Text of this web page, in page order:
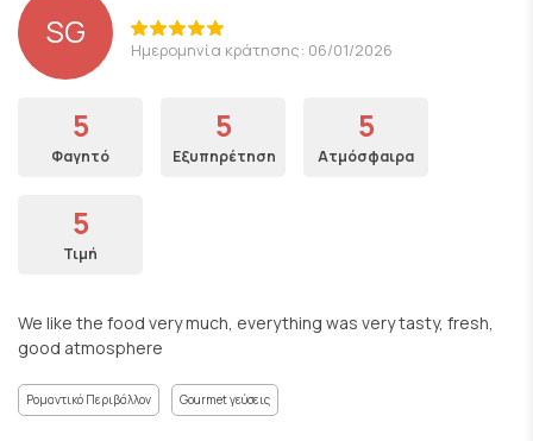
SG Ημερομηνία κράτησης: 06/01/2026
5
Φαγητό
5
Εξυπηρέτηση
5
Ατμόσφαιρα
5
Τιμή
We like the food very much, everything was very tasty, fresh,
good atmosphere
Ρομαντικό Περιβάλλον Gourmet γεύσεις